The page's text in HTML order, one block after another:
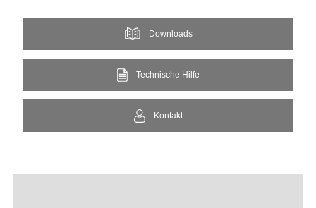
Downloads
Technische Hilfe
Kontakt